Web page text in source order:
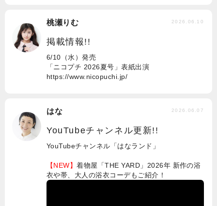
桃瀬りむ
掲載情報!!
6/10（水）発売
「ニコプチ 2026夏号」表紙出演
https://www.nicopuchi.jp/
2026.06.10
はな
YouTubeチャンネル更新!!
YouTubeチャンネル「はなランド」
【NEW】着物屋「THE YARD」2026年 新作の浴
衣や帯、大人の浴衣コーデもご紹介！
2026.06.07